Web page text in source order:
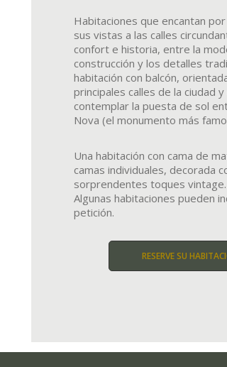
Habitaciones que encantan
sus vistas a las calles
confort e historia, entre la
construcción y los detalles
habitación con balcón,
principales calles de la ciudad
contemplar la puesta de sol
Nova (el monumento más
Una habitación con cama de
camas individuales, decorada
sorprendentes toques vintage.
Algunas habitaciones pueden
petición.
RESERVE SU